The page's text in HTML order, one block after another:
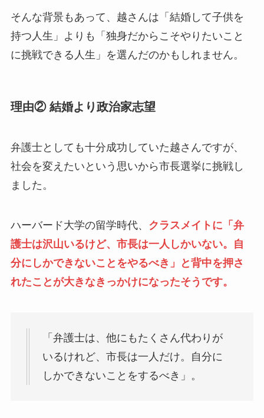
そんな背景もあって、越さんは「結婚して子供を
持つ人生」よりも「独身だからこそやりたいこと
に挑戦できる人生」を選んだのかもしれません。
理由② 結婚より政治家志望
弁護士としても十分成功していた越さんですが、
社会を変えたいという思いから市長選挙に挑戦し
ました。
ハーバード大学の留学時代、 クラスメイトに「弁
護士は沢山いるけど、市長は一人しかいない。自
分にしかできないことをやるべき」と背中を押さ
れたことが大きなきっかけになったそうです。
「弁護士は、他にもたくさん代わりが
いるけれど、市長は一人だけ。自分に
しかできないことをするべき」。